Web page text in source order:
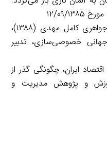
میرزاده اکبر، شهبازی محمد و جواهری کامل مهدی (۱۳۸۸)،
خصوصی‌سازی، تدبیر
مسعود و همکاران (۱۳۹۶) اقتصاد ایران، چگونگی گذر از
و پژوهش مدیریت و